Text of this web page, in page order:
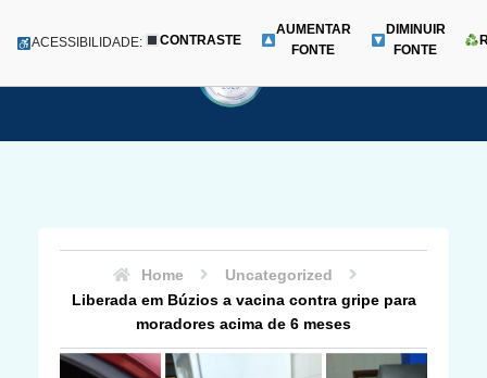
para
Menu
ACESSIBILIDADE: CONTRASTE
AUMENTAR
FONTE
DIMINUIR
FONTE
Home
Uncategorized
Liberada em Búzios a vacina contra gripe para
moradores acima de 6 meses